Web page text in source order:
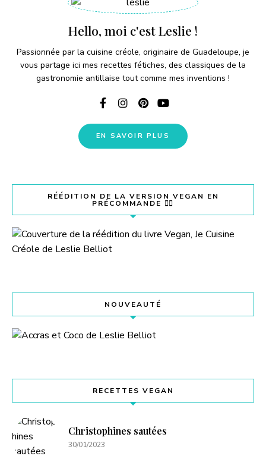
Hello, moi c'est Leslie !
Passionnée par la cuisine créole, originaire de Guadeloupe, je
vous partage ici mes recettes fétiches, des classiques de la
gastronomie antillaise tout comme mes inventions !
EN SAVOIR PLUS
RÉÉDITION DE LA VERSION VEGAN EN
PRÉCOMMANDE 👇🏽
NOUVEAUTÉ
RECETTES VEGAN
Christophines sautées
30/01/2023